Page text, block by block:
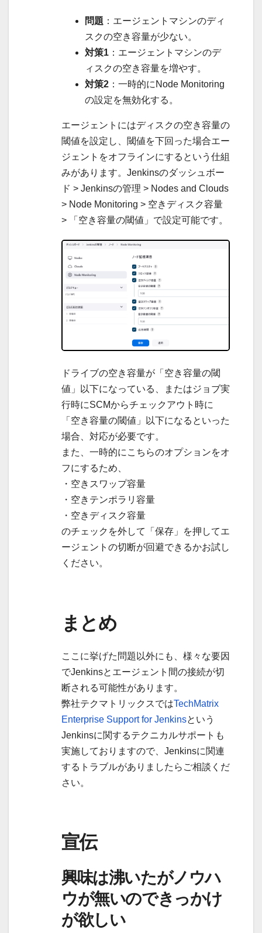
問題 ：エージェントマシンのディ
スクの空き容量が少ない。
対策1 ：エージェントマシンのデ
ィスクの空き容量を増やす。
対策2 ：一時的にNode Monitoring
の設定を無効化する。
エージェントにはディスクの空き容量の
閾値を設定し、閾値を下回った場合エー
ジェントをオフラインにするという仕組
みがあります。Jenkinsのダッシュボー
ド > Jenkinsの管理 > Nodes and Clouds
> Node Monitoring > 空きディスク容量
> 「空き容量の閾値」で設定可能です。
ドライブの空き容量が「空き容量の閾
値」以下になっている、またはジョブ実
行時にSCMからチェックアウト時に
「空き容量の閾値」以下になるといった
場合、対応が必要です。
また、一時的にこちらのオプションをオ
フにするため、
・空きスワップ容量
・空きテンポラリ容量
・空きディスク容量
のチェックを外して「保存」を押してエ
ージェントの切断が回避できるかお試し
ください。
まとめ
ここに挙げた問題以外にも、様々な要因
でJenkinsとエージェント間の接続が切
断される可能性があります。
弊社テクマトリックスではTechMatrix
Enterprise Support for Jenkinsという
Jenkinsに関するテクニカルサポートも
実施しておりますので、Jenkinsに関連
するトラブルがありましたらご相談くだ
さい。
宣伝
興味は沸いたがノウハ
ウが無いのできっかけ
が欲しい